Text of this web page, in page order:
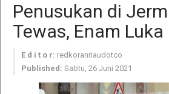
Penusukan di
Tewas, Enam Luka
E d i t o r: redkoranriaudotco
Published: Sabtu, 26 Juni 2021